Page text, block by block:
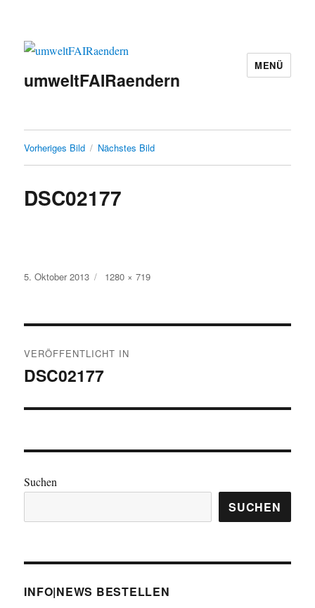
umweltFAIRaendern
MENÜ
Vorheriges Bild Nächstes Bild
DSC02177
Veröffentlicht
5. Oktober 2013 Originalgröße
1280 × 719
VERÖFFENTLICHT IN
DSC02177
Suchen
SUCHEN
INFO|NEWS BESTELLEN